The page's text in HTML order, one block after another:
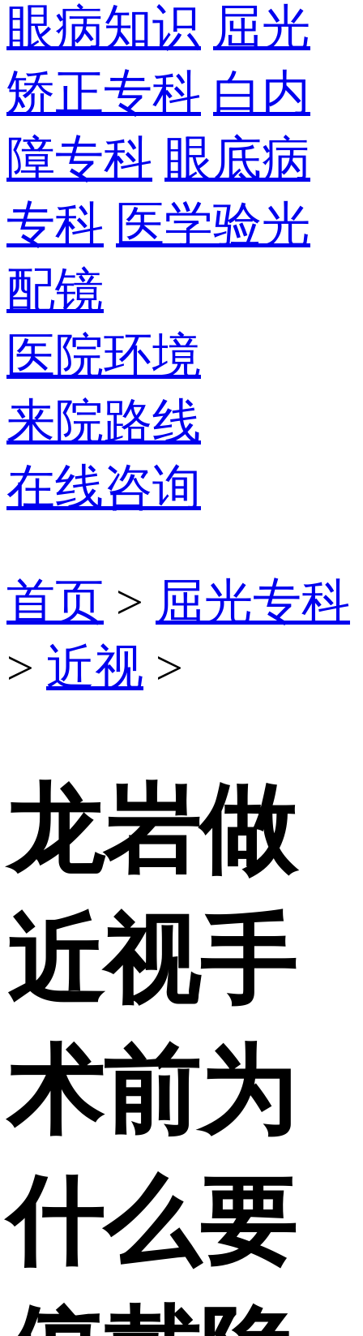
眼病知识 屈光
矫正专科 白内
障专科 眼底病
专科 医学验光
配镜
医院环境
来院路线
在线咨询
首页 > 屈光专科
> 近视 >
龙岩做
近视手
术前为
什么要